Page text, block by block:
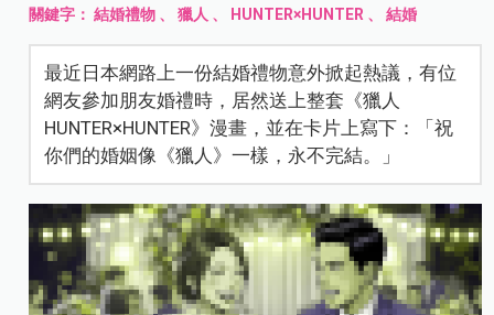
關鍵字：結婚禮物 、獵人 、 HUNTER×HUNTER 、結婚
最近日本網路上一份結婚禮物意外掀起熱議，有位
網友參加朋友婚禮時，居然送上整套《獵人
HUNTER×HUNTER》漫畫，並在卡片上寫下：「祝
你們的婚姻像《獵人》一樣，永不完結。」